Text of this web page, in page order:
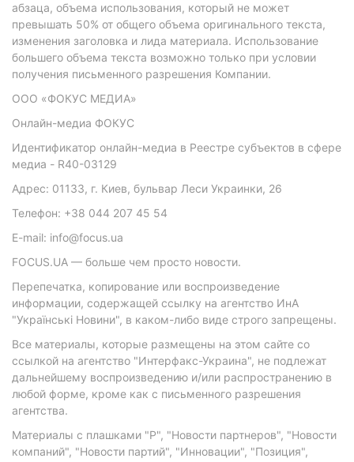
абзаца, объема использования, который не может
превышать 50% от общего объема оригинального текста,
изменения заголовка и лида материала. Использование
большего объема текста возможно только при условии
получения письменного разрешения Компании.
ООО «ФОКУС МЕДИА»
Онлайн-медиа ФОКУС
Идентификатор онлайн-медиа в Реестре субъектов в сфере
медиа - R40-03129
Адрес: 01133, г. Киев, бульвар Леси Украинки, 26
Телефон: +38 044 207 45 54
E-mail: info@focus.ua
FOCUS.UA — больше чем просто новости.
Перепечатка, копирование или воспроизведение
информации, содержащей ссылку на агентство ИнА
"Українські Новини", в каком-либо виде строго запрещены.
Все материалы, которые размещены на этом сайте со
ссылкой на агентство "Интерфакс-Украина", не подлежат
дальнейшему воспроизведению и/или распространению в
любой форме, кроме как с письменного разрешения
агентства.
Материалы с плашками "Р", "Новости партнеров", "Новости
компаний", "Новости партий", "Инновации", "Позиция",